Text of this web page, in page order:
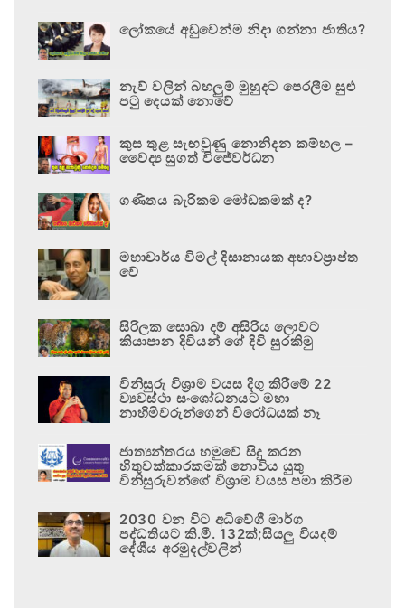
ලෝකයේ අඩුවෙන්ම නිදා ගන්නා ජාතිය?
නැව් වලින් බහලුම් මුහුදට පෙරලීම සුළු
පටු දෙයක් නොවේ
කුස තුළ සැඟවුණු නොනිදන කම්හල –
වෛද්‍ය සුගත් විජේවර්ධන
ගණිතය බැරිකම මෝඩකමක් ද?
මහාචාර්ය විමල් දිසානායක අභාවප්‍රාප්ත
වේ
සිරිලක සොබා දම් අසිරිය ලොවට
කියාපාන දිවියන් ගේ දිවි සුරකිමු
විනිසුරු විශ්‍රාම වයස දිගු කිරීමේ 22
ව්‍යවස්ථා සංශෝධනයට මහා
නාහිමිවරුන්ගෙන් විරෝධයක් නෑ
ජාත්‍යන්තරය හමුවේ සිදු කරන
හිතුවක්කාරකමක් නොවිය යුතු
විනිසුරුවන්ගේ විශ්‍රාම වයස පමා කිරීම
2030 වන විට අධිවේගී මාර්ග
පද්ධතියට කි.මී. 132ක්;සියලු වියදම්
දේශීය අරමුදල්වලින්